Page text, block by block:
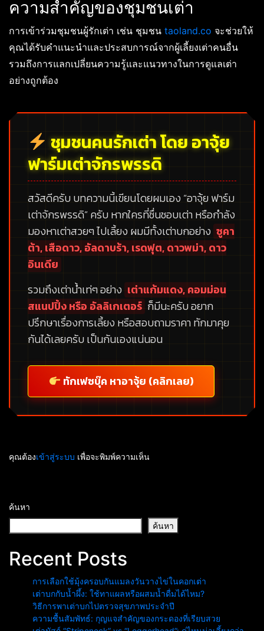
ความสำคัญของชุมชนเต่า
การเข้าร่วมชุมชนผู้รักเต่า เช่น ชุมชน taoland.co จะช่วยให้
คุณได้รับคำแนะนำและประสบการณ์จากผู้เลี้ยงเต่าคนอื่น
รวมถึงการแลกเปลี่ยนความรู้และแนวทางในการดูแลเต่า
อย่างถูกต้อง
ชุมชนคนรักเต่า โดย อาจุ้ย
ฟาร์มเต่าจักรพรรดิ
สวัสดีครับ บทความนี้เขียนโดยผมเอง “อาจุ้ย ฟาร์ม
เต่าจักรพรรดิ”ครับ หากใครที่ชื่นชอบเต่า หรือกำลัง
มองหาเต่าสวยๆ ไปเลี้ยง ผมมีทั้งเต่าบกอย่าง ซูคา
ต้า, เสือดาว, อัลดาบร้า, เรดฟุต, ดาวพม่า, ดาว
อินเดีย
รวมถึงเต่าน้ำเท่ๆ อย่าง เต่าแก้มแดง, คอมม่อน
สแนปปิ้ง หรือ อัลลิเกเตอร์ ก็มีนะครับ อยาก
ปรึกษาเรื่องการเลี้ยง หรือสอบถามราคา ทักมาคุย
กันได้เลยครับ เป็นกันเองแน่นอน
ทักเฟซบุ๊ค หาอาจุ้ย (คลิกเลย)
คุณต้องเข้าสู่ระบบ เพื่อจะพิมพ์ความเห็น
ค้นหา
ค้นหา
Recent Posts
การเลือกใช้มุ้งครอบกันแมลงวันวางไข่ในคอกเต่า
เต่าบกกับน้ำผึ้ง: ใช้ทาแผลหรือผสมน้ำดื่มได้ไหม?
วิธีการพาเต่าบกไปตรวจสุขภาพประจำปี
ความชื้นสัมพัทธ์: กุญแจสำคัญของกระดองที่เรียบสวย